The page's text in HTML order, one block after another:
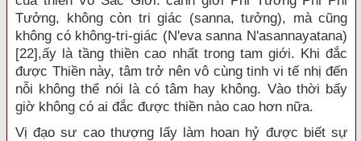
Tưởng, không còn tri giác (sanna, tưởng), mà cũng
không có không-tri-giác (N'eva sanna N'asannayatana)
[22],ấy là tầng thiền cao nhất trong tam giới. Khi đắc
được Thiền này, tâm trở nên vô cùng tinh vi tế nhị đến
nỗi không thể nói là có tâm hay không. Vào thời bấy
giờ không có ai đắc được thiền nào cao hơn nữa.
Vị đạo sư cao thượng lấy làm hoan hỷ được biết sự